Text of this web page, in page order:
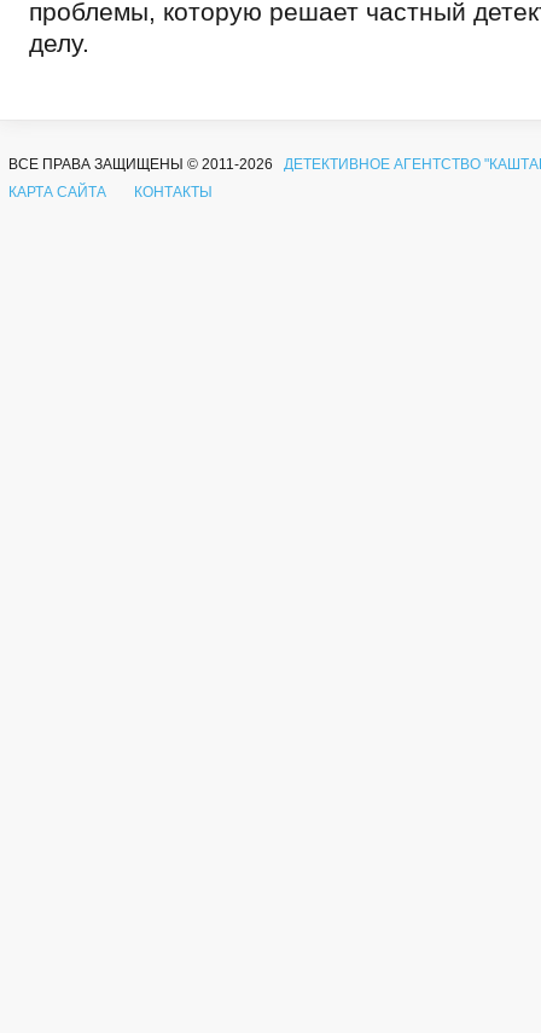
проблемы, которую решает частный
делу.
ВСЕ ПРАВА ЗАЩИЩЕНЫ © 2011-2026 ДЕТЕКТИВНОЕ АГЕНТСТВО
КАРТА САЙТА
КОНТАКТЫ